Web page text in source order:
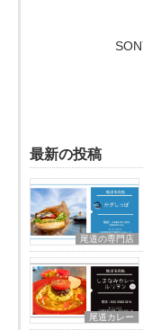
最新の投稿
尾道の専門店
尾道カレー